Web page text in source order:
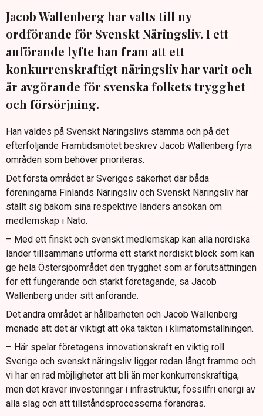
Jacob Wallenberg har valts till ny
ordförande för Svenskt Näringsliv. I ett
anförande lyfte han fram att ett
konkurrenskraftigt näringsliv har varit och
är avgörande för svenska folkets trygghet
och försörjning.
Han valdes på Svenskt Näringslivs stämma och på det
efterföljande Framtidsmötet beskrev Jacob Wallenberg fyra
områden som behöver prioriteras.
Det första området är Sveriges säkerhet där båda
föreningarna Finlands Näringsliv och Svenskt Näringsliv har
ställt sig bakom sina respektive länders ansökan om
medlemskap i Nato.
– Med ett finskt och svenskt medlemskap kan alla nordiska
länder tillsammans utforma ett starkt nordiskt block som kan
ge hela Östersjöområdet den trygghet som är förutsättningen
för ett fungerande och starkt företagande, sa Jacob
Wallenberg under sitt anförande.
Det andra området är hållbarheten och Jacob Wallenberg
menade att det är viktigt att öka takten i klimatomställningen.
– Här spelar företagens innovationskraft en viktig roll.
Sverige och svenskt näringsliv ligger redan långt framme och
vi har en rad möjligheter att bli än mer konkurrenskraftiga,
men det kräver investeringar i infrastruktur, fossilfri energi av
alla slag och att tillståndsprocesserna förändras.